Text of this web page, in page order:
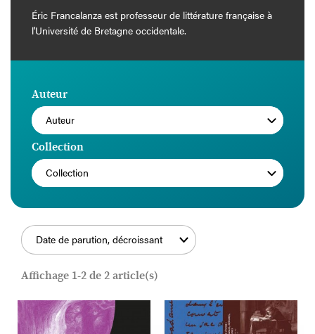
Éric Francalanza est professeur de littérature française à
l'Université de Bretagne occidentale.
Auteur
Auteur
Collection
Collection
Date de parution, décroissant
Affichage 1-2 de 2 article(s)